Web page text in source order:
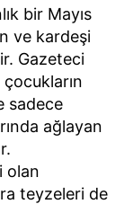
İnternet
çerezler
çeşitli kişisel
bilgi
daha işlevsel
yönelik
amaçlarıyla
bir Mayıs
ve kardeşi
Gazeteci
sadece
ağlayan
olan
teyzeleri de